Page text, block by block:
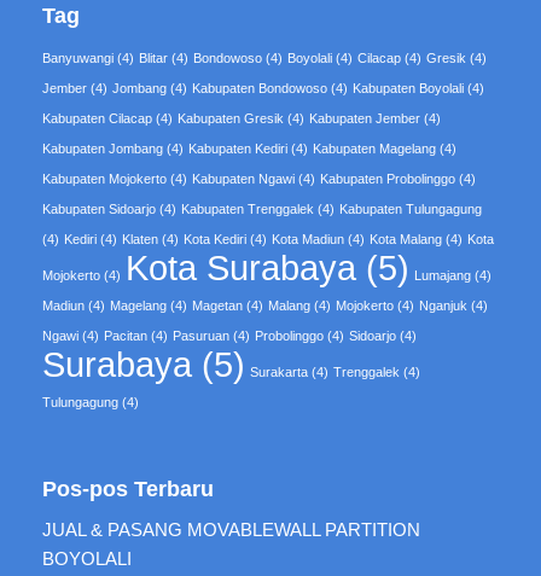
Tag
Banyuwangi (4) Blitar (4) Bondowoso (4) Boyolali (4) Cilacap (4) Gresik (4)
Jember (4) Jombang (4) Kabupaten Bondowoso (4) Kabupaten Boyolali (4)
Kabupaten Cilacap (4) Kabupaten Gresik (4) Kabupaten Jember (4)
Kabupaten Jombang (4) Kabupaten Kediri (4) Kabupaten Magelang (4)
Kabupaten Mojokerto (4) Kabupaten Ngawi (4) Kabupaten Probolinggo (4)
Kabupaten Sidoarjo (4) Kabupaten Trenggalek (4) Kabupaten Tulungagung
(4) Kediri (4) Klaten (4) Kota Kediri (4) Kota Madiun (4) Kota Malang (4) Kota
Mojokerto (4) Kota Surabaya (5) Lumajang (4)
Madiun (4) Magelang (4) Magetan (4) Malang (4) Mojokerto (4) Nganjuk (4)
Ngawi (4) Pacitan (4) Pasuruan (4) Probolinggo (4) Sidoarjo (4)
Surabaya (5) Surakarta (4) Trenggalek (4)
Tulungagung (4)
Pos-pos Terbaru
JUAL & PASANG MOVABLEWALL PARTITION
BOYOLALI